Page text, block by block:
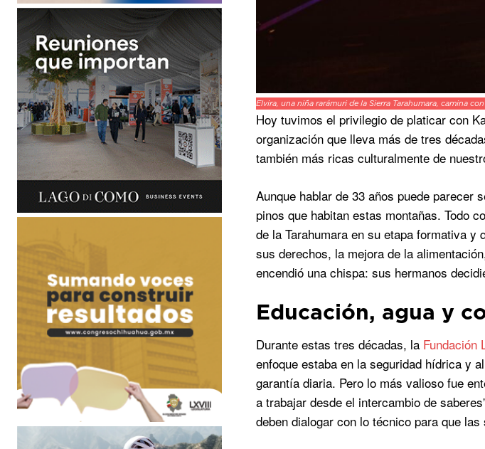
Elvira, una niña rarámuri de la Sierra Tarahumara, camina
Hoy tuvimos el privilegio de platicar con
organización que lleva más de tres
también más ricas culturalmente de
Aunque hablar de 33 años puede parecer
pinos que habitan estas montañas. Todo
de la Tarahumara en su etapa formativa
sus derechos, la mejora de la
encendió una chispa: sus hermanos
Educación, agua y
Durante estas tres décadas, la Fundación
enfoque estaba en la seguridad hídrica y
garantía diaria. Pero lo más valioso fue
a trabajar desde el intercambio de
deben dialogar con lo técnico para que